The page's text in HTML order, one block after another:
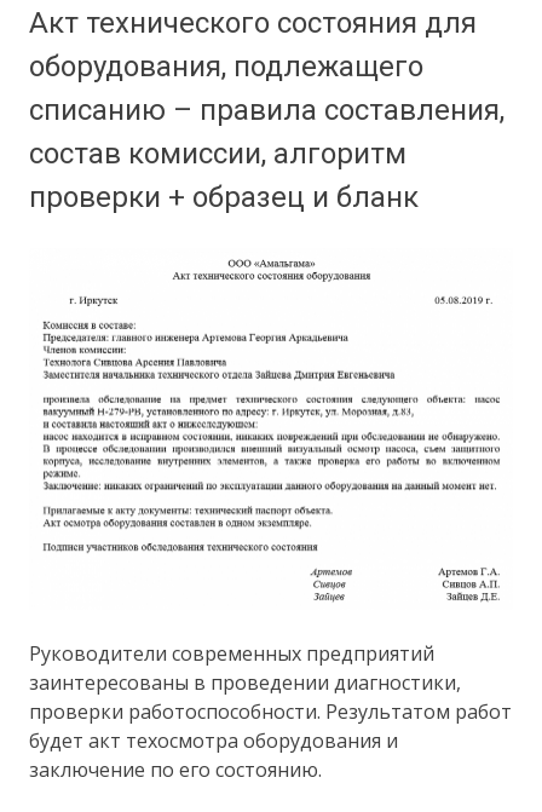
Акт технического состояния для
оборудования, подлежащего
списанию – правила составления,
состав комиссии, алгоритм
проверки + образец и бланк
Руководители современных предприятий
заинтересованы в проведении диагностики,
проверки работоспособности. Результатом работ
будет акт техосмотра оборудования и
заключение по его состоянию.